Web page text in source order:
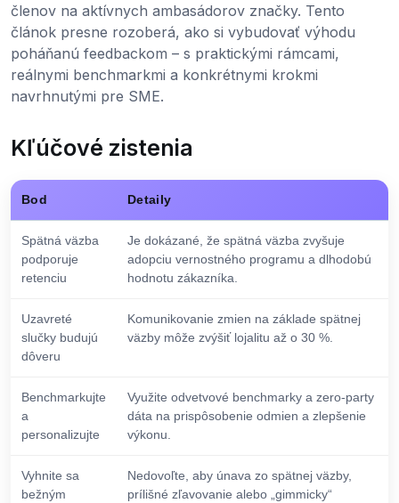
členov na aktívnych ambasádorov značky. Tento
článok presne rozoberá, ako si vybudovať výhodu
poháňanú feedbackom – s praktickými rámcami,
reálnymi benchmarkmi a konkrétnymi krokmi
navrhnutými pre SME.
Kľúčové zistenia
Bod Detaily
Spätná väzba
podporuje
retenciu
Je dokázané, že spätná väzba zvyšuje
adopciu vernostného programu a dlhodobú
hodnotu zákazníka.
Uzavreté
slučky budujú
dôveru
Komunikovanie zmien na základe spätnej
väzby môže zvýšiť lojalitu až o 30 %.
Benchmarkujte
a
personalizujte
Využite odvetvové benchmarky a zero-party
dáta na prispôsobenie odmien a zlepšenie
výkonu.
Vyhnite sa
bežným
Nedovoľte, aby únava zo spätnej väzby,
prílišné zľavovanie alebo „gimmicky“